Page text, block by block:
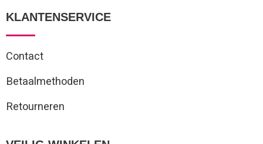
KLANTENSERVICE
Contact
Betaalmethoden
Retourneren